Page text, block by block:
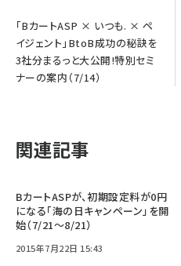
「BカートASP × いつも. × ペ
イジェント」BtoB成功の秘訣を
3社分まるっと大公開!特別セミ
ナーの案内（7/14）
関連記事
BカートASPが、初期設定料が0円
になる「海の日キャンペーン」を開
始（7/21～8/21）
2015年7月22日 15:43